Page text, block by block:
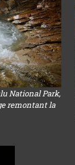
National Park,
remontant la